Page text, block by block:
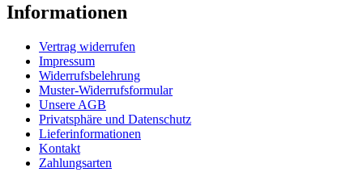
Informationen
Vertrag widerrufen
Impressum
Widerrufsbelehrung
Muster-Widerrufsformular
Unsere AGB
Privatsphäre und Datenschutz
Lieferinformationen
Kontakt
Zahlungsarten